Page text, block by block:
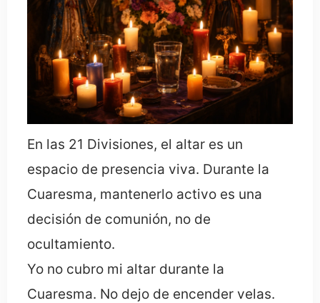
En las 21 Divisiones, el altar es un
espacio de presencia viva. Durante la
Cuaresma, mantenerlo activo es una
decisión de comunión, no de
ocultamiento.
Yo no cubro mi altar durante la
Cuaresma. No dejo de encender velas.